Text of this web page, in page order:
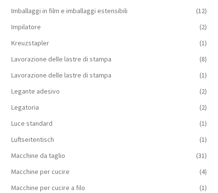
Imballaggi in film e imballaggi estensibili
(12)
Impilatore
(2)
Kreuzstapler
(1)
Lavorazione delle lastre di stampa
(8)
Lavorazione delle lastre di stampa
(1)
Legante adesivo
(2)
Legatoria
(2)
Luce standard
(1)
Luftseitentisch
(1)
Macchine da taglio
(31)
Macchine per cucire
(4)
Macchine per cucire a filo
(1)